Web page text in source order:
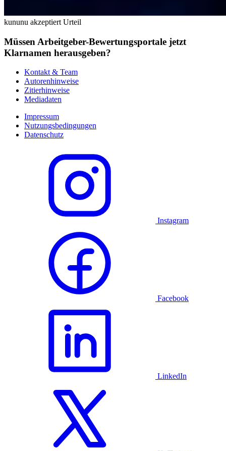
kununu akzeptiert Urteil
Müssen Arbeitgeber-Bewertungsportale jetzt
Klarnamen herausgeben?
Kontakt & Team
Autorenhinweise
Zitierhinweise
Mediadaten
Impressum
Nutzungsbedingungen
Datenschutz
Instagram
Facebook
LinkedIn